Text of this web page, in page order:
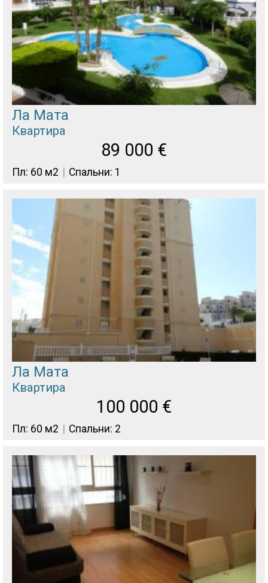
Ла Мата
Квартира
89 000 €
Пл: 60 м2 Спальни: 1
Ла Мата
Квартира
100 000 €
Пл: 60 м2 Спальни: 2